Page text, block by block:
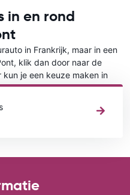
in en rond
in Frankrijk, maar in een
klik dan door naar de
kun je een keuze maken in
huren wilt.